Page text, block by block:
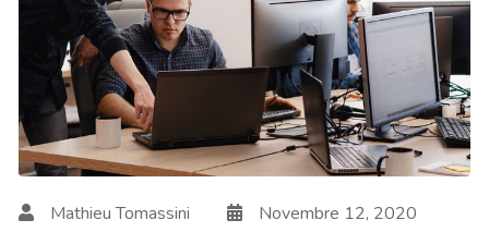
Mathieu Tomassini Novembre 12, 2020